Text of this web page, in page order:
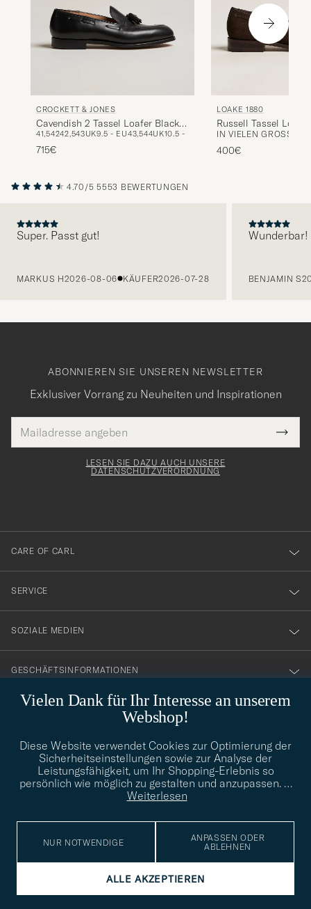
CROCKETT & JONES
Cavendish 2 Tassel Loafer Black
Calf
41,54242,543UK9.5 - EU43,544UK10.5 - EU44,5
715€
LOAKE 1880
Russell Tassel
Brown Suede
IN VIELEN GRÖSSEN
400€
4.70/5 5553 BEWERTUNGEN
Super. Passt gut!
MARKUS H2026-08-06 KÄUFER2026-07-28
Wunderbar!
BENJAMIN S
Vielen Dank für Ihr Interesse an unserem
Webshop!
Diese Website verwendet Cookies zur Optimierung der
Sicherheitseinstellungen sowie zur Analyse der
Leistungsfähigkeit, um Ihr Shopping-Erlebnis so
persönlich wie möglich zu gestalten und anzupassen. …
Weiterlesen
NUR NOTWENDIGE
ANPASSEN ODER
ABLEHNEN
ALLE AKZEPTIEREN
ABONNIEREN SIE UNSEREN NEWSLETTER
Exklusiver Vorrang zu Neuheiten und Inspirationen
Mail
Adresse
Tack
för
dig
till
vårt
nyhetsbrev!
LESEN SIE DAZU AUCH UNSERE
DATENSCHUTZVERORDNUNG
CARE OF CARL
SERVICE
SOZIALE MEDIEN
GESCHÄFTSINFORMATIONEN
info@careofcarl.de
Benötigen Sie Hilfe bei der Suche nach Ihrem persönlichen Stil?
Wenden Sie sich an uns, wir helfen Ihnen gerne weiter!